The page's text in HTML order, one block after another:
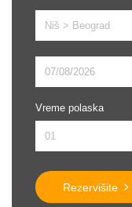
Vreme polaska
Rezervišite